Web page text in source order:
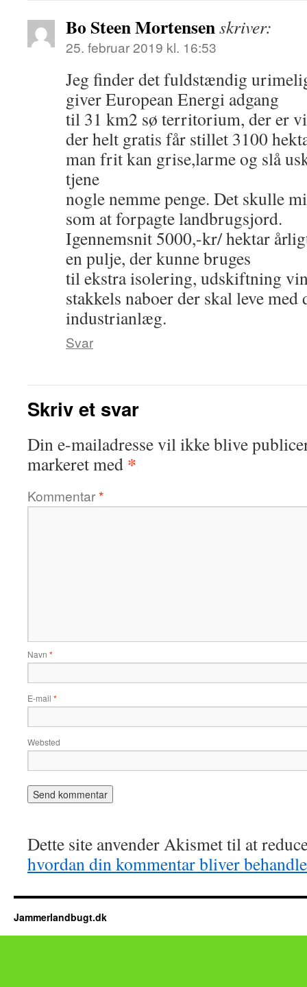
Bo Steen Mortensenskriver:
25. februar 2019 kl. 16:53
Jeg finder det fuldstændig
giver European Energi adgang
til 31 km2 sø territorium, der er
der helt gratis får stillet 3100
man frit kan grise,larme og slå
tjene
nogle nemme penge. Det skulle
som at forpagte landbrugsjord.
Igennemsnit 5000,-kr/ hektar
en pulje, der kunne bruges
til ekstra isolering, udskiftning
stakkels naboer der skal leve med
industrianlæg.
Svar
Skriv et svar
Din e-mailadresse vil ikke blive
markeret med *
Kommentar*
Navn *
E-mail *
Websted
Dette site anvender Akismet til at
hvordan din kommentar bliver
Jammerlandbugt.dk